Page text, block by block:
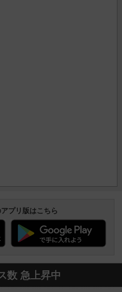
プリ版はこちら
数 急上昇中